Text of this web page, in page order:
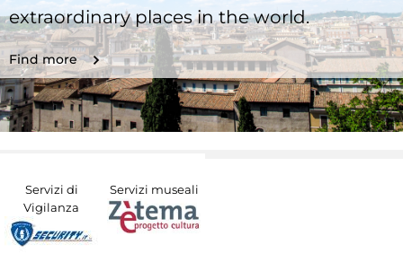
extraordinary places in the world.
Find more
Servizi di
Vigilanza
Servizi museali